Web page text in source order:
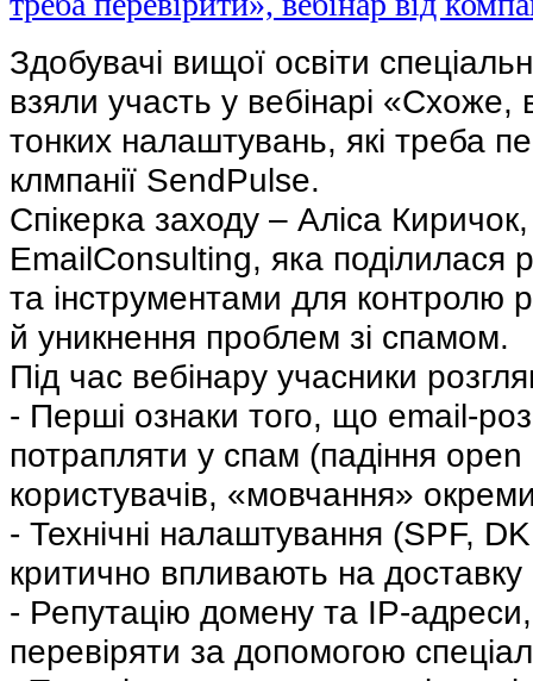
Здобувачі вищої освіти
взяли участь у вебінарі
тонких налаштувань, які треба
клмпанії SendPulse.
Спікерка заходу – Аліса
EmailConsulting, яка поділилася
та інструментами для контролю
й уникнення проблем зі спамом.
Під час вебінару учасники
- Перші ознаки того, що email-
потрапляти у спам (падіння open
користувачів, «мовчання»
- Технічні налаштування (SPF,
критично впливають на
- Репутацію домену та IP-адреси,
перевіряти за допомогою